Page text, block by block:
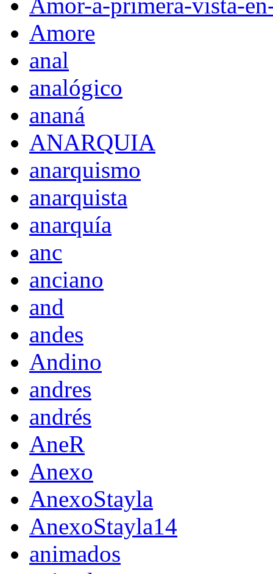
Amor-a-primera-vista-
Amore
anal
analógico
ananá
ANARQUIA
anarquismo
anarquista
anarquía
anc
anciano
and
andes
Andino
andres
andrés
AneR
Anexo
AnexoStayla
AnexoStayla14
animados